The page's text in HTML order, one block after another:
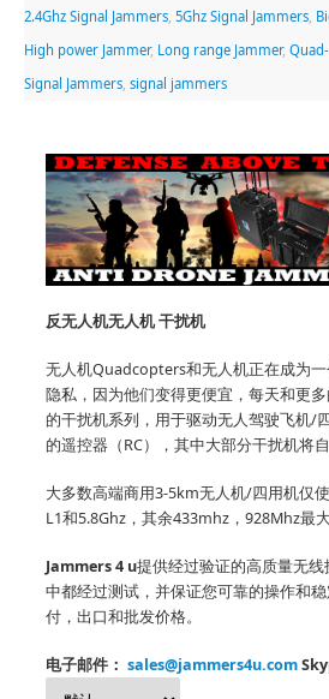
2.4Ghz Signal Jammers, 5Ghz Signal Jammers,
High power Jammer, Long range Jammer,
Signal Jammers, signal jammers
反无人机无人机干扰机
无人机Quadcopters和无人机正在成为
隐私，因为他们变得更便宜，每天和更多
的干扰机系列，用于驱动无人驾驶飞机/
的遥控器（RC），其中大部分干扰机将自
大多数高端商用3-5km无人机/四用机仅
L1和5.8Ghz，其余433mhz，928Mhz最
Jammers 4 u提供经过验证的高质量无
中都经过测试，并保证您可靠的操作和
付，出口和批发价格。
电子邮件： sales@jammers4u.com